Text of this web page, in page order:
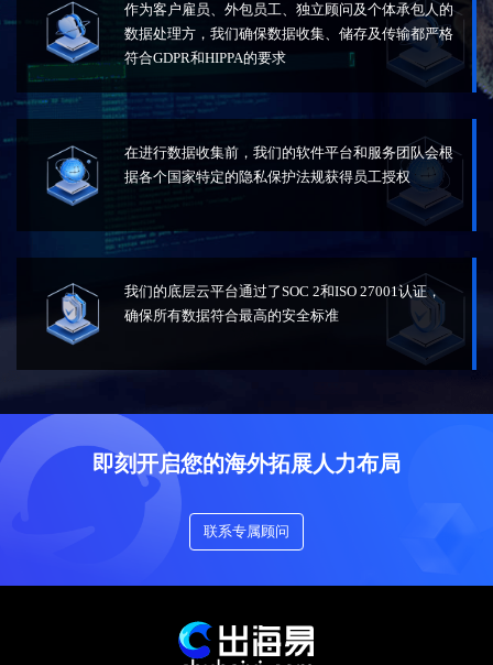
作为客户雇员、外包员工、独立顾问及个体承包人的
数据处理方，我们确保数据收集、储存及传输都严格
符合GDPR和HIPPA的要求
在进行数据收集前，我们的软件平台和服务团队会根
据各个国家特定的隐私保护法规获得员工授权
我们的底层云平台通过了SOC 2和ISO 27001认证，
确保所有数据符合最高的安全标准
即刻开启您的海外拓展人力布局
联系专属顾问